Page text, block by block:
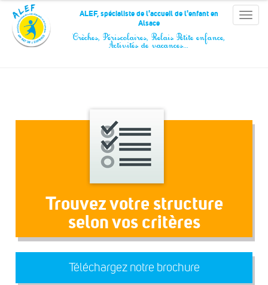
Panneau de gestion des cookies
Toggle
ALEF, spécialiste de l'accueil de l'enfant en
Alsace
Crèches, Périscolaires, Relais Petite enfance,
Activités de vacances…
Trouvez votre structure
selon vos critères
Téléchargez notre brochure